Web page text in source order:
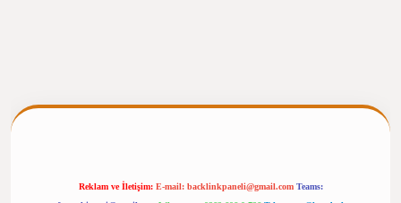
Reklam ve İletişim: E-mail: backlinkpaneli@gmail.com Teams: